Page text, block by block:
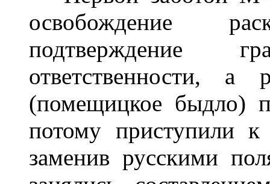
освобождение
подтверждение
ответственности, а
(помещицкое быдло)
потому приступили к
заменив русскими